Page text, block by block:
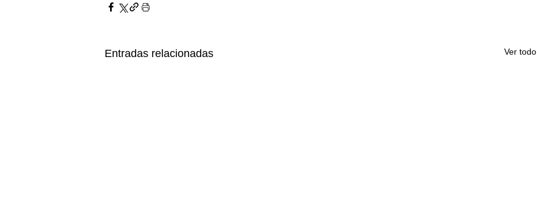
Entradas relacionadas Ver todo